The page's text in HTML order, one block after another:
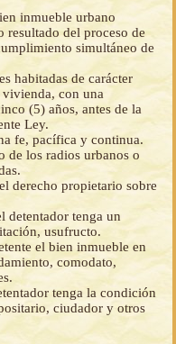
inmueble urbano
resultado del proceso de
simultáneo de
habitadas de carácter
vivienda, con una
(5) años, antes de la
Ley.
fe, pacífica y continua.
de los radios urbanos o
derecho propietario sobre
detentador tenga un
usufructo.
el bien inmueble en
comodato,
tenga la condición
ciudador y otros